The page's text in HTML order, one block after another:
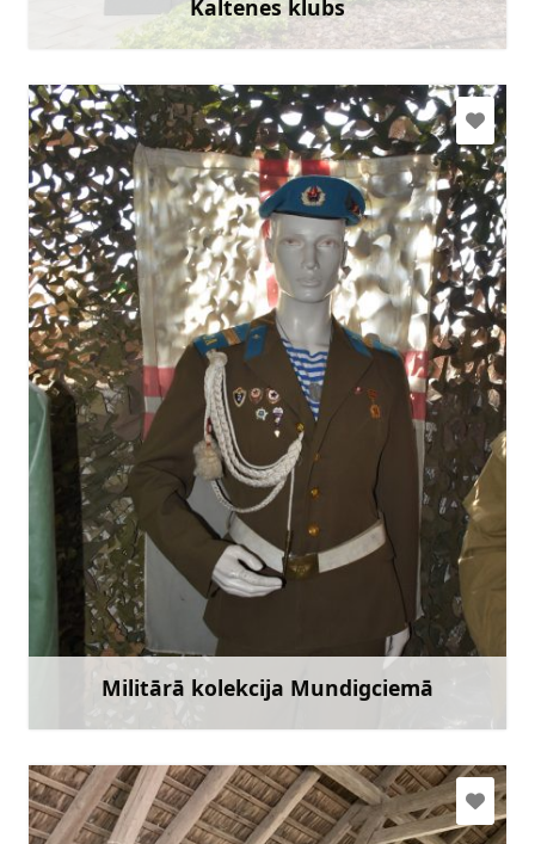
Kaltenes klubs
Uzzināt vairāk
Militārā kolekcija Mundigciemā
+371 29392744
Doties
Uzzināt vairāk